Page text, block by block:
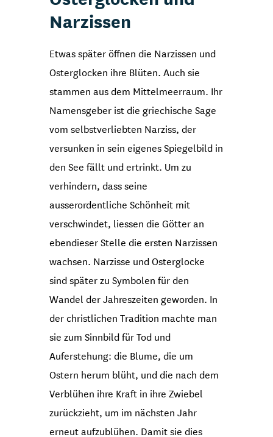
Narzissen
Etwas später öffnen die Narzissen und
Osterglocken ihre Blüten. Auch sie
stammen aus dem Mittelmeerraum. Ihr
Namensgeber ist die griechische Sage
vom selbstverliebten Narziss, der
versunken in sein eigenes Spiegelbild in
den See fällt und ertrinkt. Um zu
verhindern, dass seine
ausserordentliche Schönheit mit
verschwindet, liessen die Götter an
ebendieser Stelle die ersten Narzissen
wachsen. Narzisse und Osterglocke
sind später zu Symbolen für den
Wandel der Jahreszeiten geworden. In
der christlichen Tradition machte man
sie zum Sinnbild für Tod und
Auferstehung: die Blume, die um
Ostern herum blüht, und die nach dem
Verblühen ihre Kraft in ihre Zwiebel
zurückzieht, um im nächsten Jahr
erneut aufzublühen. Damit sie dies